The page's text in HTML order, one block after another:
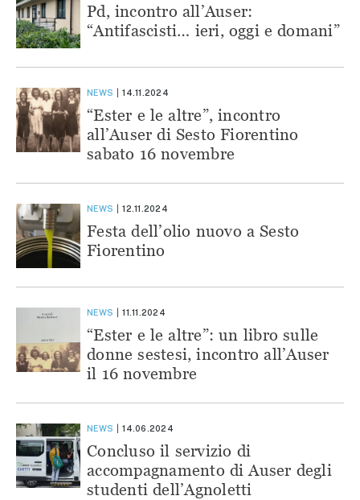
Pd, incontro all’Auser:
“Antifascisti… ieri, oggi e domani”
NEWS 14.11.2024
“Ester e le altre”, incontro
all’Auser di Sesto Fiorentino
sabato 16 novembre
NEWS 12.11.2024
Festa dell’olio nuovo a Sesto
Fiorentino
NEWS 11.11.2024
“Ester e le altre”: un libro sulle
donne sestesi, incontro all’Auser
il 16 novembre
NEWS 14.06.2024
Concluso il servizio di
accompagnamento di Auser degli
studenti dell’Agnoletti